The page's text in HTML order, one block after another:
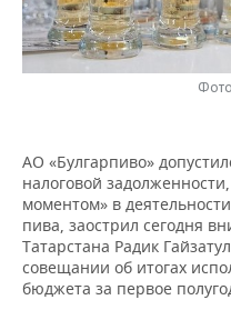
НЕФТЕХИМИЯ
НЕФТЬ
ЭНЕРГЕТИКА
РОЗНИЧНАЯ ТОРГОВЛЯ
НОВОСТИ
ТЕЛЕКОММУНИКАЦИИ
МЕРОПРИЯТИЯ
НОВОСТИ
БИЗНЕС-БРАНЧИ
ONLINE-
ОТКРЫТАЯ ЛЕКЦИЯ
ФУТБОЛ
ХОККЕЙ
БАСКЕТБОЛ
НОВОСТИ ОБЩЕСТВА
ВЛАСТЬ
ИНФРАСТРУКТУРА
ФОТОГАЛЕРЕЯ
СЮЖЕТЫ
СПРАВОЧНИК
АО «Булгарпиво»
налоговой
моментом» в
пива, заострил сегодня
Татарстана Радик
совещании об итогах
бюджета за первое